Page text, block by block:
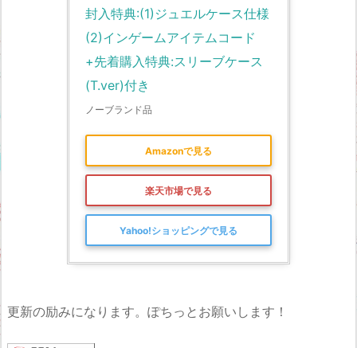
封入特典:(1)ジュエルケース仕様
(2)インゲームアイテムコード
+先着購入特典:スリーブケース
(T.ver)付き
ノーブランド品
Amazonで見る
楽天市場で見る
Yahoo!ショッピングで見る
更新の励みになります。ぽちっとお願いします！